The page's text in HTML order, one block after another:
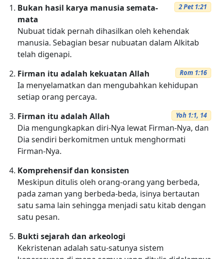
2 Pet 1:21
Bukan hasil karya manusia semata-
mata
Nubuat tidak pernah dihasilkan oleh kehendak
manusia. Sebagian besar nubuatan dalam Alkitab
telah digenapi.
Rom 1:16
Firman itu adalah kekuatan Allah
Ia menyelamatkan dan mengubahkan kehidupan
setiap orang percaya.
Yoh 1:1, 14
Firman itu adalah Allah
Dia mengungkapkan diri-Nya lewat Firman-Nya, dan
Dia sendiri berkomitmen untuk menghormati
Firman-Nya.
Komprehensif dan konsisten
Meskipun ditulis oleh orang-orang yang berbeda,
pada zaman yang berbeda-beda, isinya bertautan
satu sama lain sehingga menjadi satu kitab dengan
satu pesan.
Bukti sejarah dan arkeologi
Kekristenan adalah satu-satunya sistem